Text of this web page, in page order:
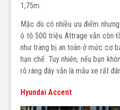
1,75m.
Mặc dù có nhiều ưu điểm
ô tô 500 triệu Attrage vẫn còn
như trang bị an toàn ở mức cơ
hạn chế. Tuy nhiên, nếu bạn
rõ ràng đây vẫn là mẫu xe rất
Hyundai Accent